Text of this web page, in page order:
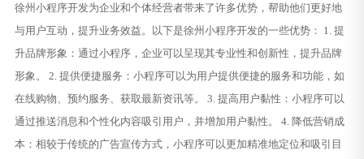
徐州小程序开发为企业和个体经营者带来了许多优势，帮助他们更好地
与用户互动，提升业务效益。以下是徐州小程序开发的一些优势： 1. 提
升品牌形象：通过小程序，企业可以呈现其专业性和创新性，提升品牌
形象。 2. 提供便捷服务：小程序可以为用户提供便捷的服务和功能，如
在线购物、预约服务、获取最新资讯等。 3. 提高用户黏性：小程序可以
通过推送消息和个性化内容吸引用户，并增加用户黏性。 4. 降低营销成
本：相较于传统的广告宣传方式，小程序可以更加精准地定位和吸引目